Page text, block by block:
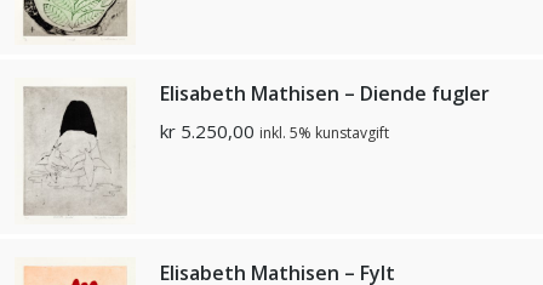
Elisabeth Mathisen – Diende fugler
kr 5.250,00 inkl. 5% kunstavgift
Elisabeth Mathisen – Fylt